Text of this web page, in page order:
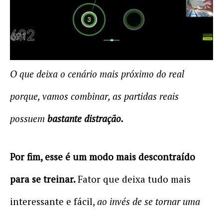
provavelmente você terá mais distração
rolando.
O que deixa o cenário mais próximo do real
porque, vamos combinar, as partidas reais
possuem bastante distração.
Por fim, esse é um modo mais descontraído
para se treinar.Fator que deixa tudo mais
interessante e fácil, ao invés de se tornar uma